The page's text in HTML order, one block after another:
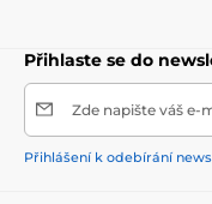
Přihlaste se do
Zde napište váš e-
Přihlášení k odebírání